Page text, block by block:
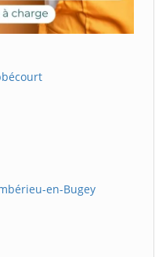
en-Bugey